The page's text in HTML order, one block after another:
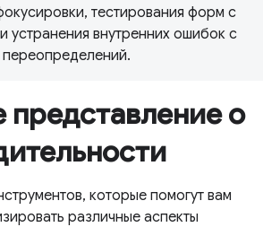
тестирования форм с
устранения внутренних ошибок с
представление о
которые помогут вам
различные аспекты